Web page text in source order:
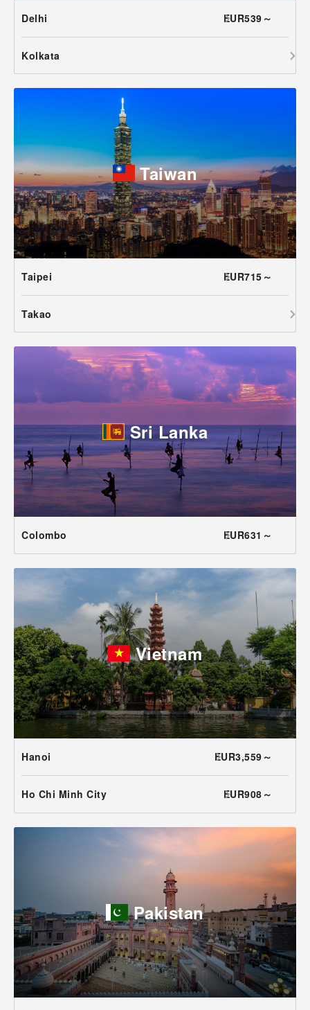
Delhi EUR539～
Kolkata
Taiwan
Taipei EUR715～
Takao
Sri Lanka
Colombo EUR631～
Vietnam
Hanoi EUR3,559～
Ho Chi Minh City EUR908～
Pakistan